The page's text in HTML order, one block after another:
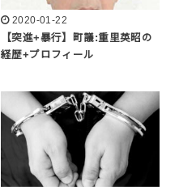
2020-01-22
【突進+暴行】町議:重里英昭の
経歴+プロフィール